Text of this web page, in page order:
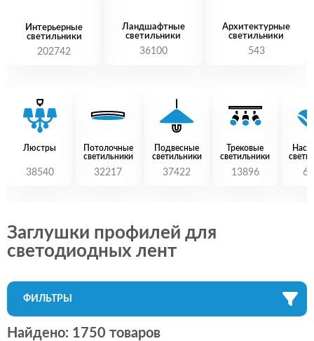
Интерьерные
светильники
202742
Ландшафтные
светильники
36100
Архитектурные
светильники
543
Люстры
38540
Потолочные
светильники
32217
Подвесные
светильники
37422
Трековые
светильники
13896
Заглушки профилей для
светодиодных лент
ФИЛЬТРЫ
Найдено: 1750 товаров